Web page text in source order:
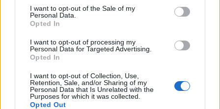
consent section.
I want to opt-out of the Sale of my
Personal Data.
Opted In
I want to opt-out of processing my
Personal Data for Targeted Advertising.
Opted In
I want to opt-out of Collection, Use,
Retention, Sale, and/or Sharing of my
Personal Data that Is Unrelated with the
Purposes for which it was collected.
Opted Out
Matteo Pellegrino ha organizzato una sfilata
pop-up nei vicoli del Quartieri Spagnoli per
moda che cura rubriche su artigianato e
tendenze locali. Nato a Napoli, conserva
bozze di pattern e appunti presi nelle sartorie